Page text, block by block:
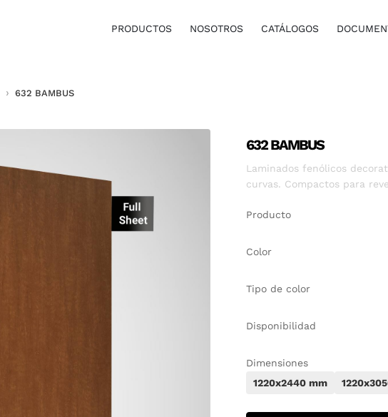
PRODUCTOS NOSOTROS CATÁLOGOS
632 BAMBUS
632 BAMBUS
Laminados fenólicos
curvas. Compactos para
Producto
Color
Tipo de color
Disponibilidad
Dimensiones
1220x2440 mm